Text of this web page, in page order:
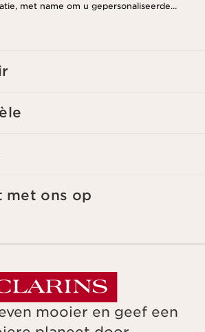
met name om u gepersonaliseerde
op basis van uw eerdere aankopen en
met ons op
mooier en geef een